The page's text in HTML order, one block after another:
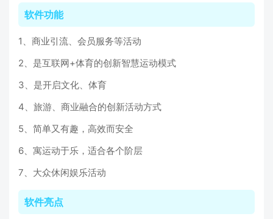
软件功能
1、商业引流、会员服务等活动
2、是互联网+体育的创新智慧运动模式
3、是开启文化、体育
4、旅游、商业融合的创新活动方式
5、简单又有趣，高效而安全
6、寓运动于乐，适合各个阶层
7、大众休闲娱乐活动
软件亮点